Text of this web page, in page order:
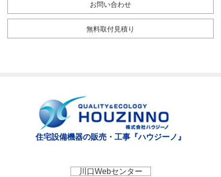
お問い合わせ
無料取付見積り
住宅設備機器の販売・工事『ハウジーノ』
川口Webセンター